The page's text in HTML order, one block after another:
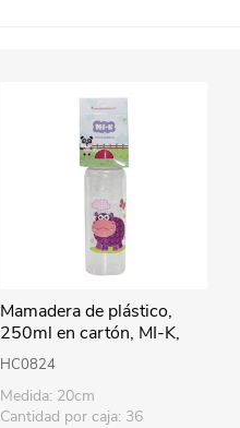
Mamadera de plástico,
250ml en cartón, MI-K,
varios diseños
HC0824
Medida: 20cm
Cantidad por caja: 36